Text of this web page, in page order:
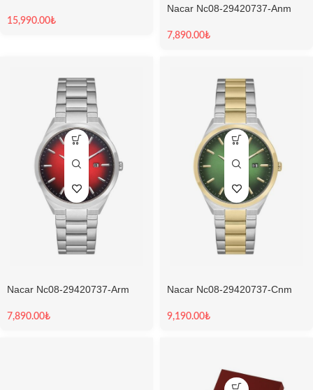
15,990.00₺
Nacar Nc08-29420737-Anm
7,890.00₺
Nacar Nc08-29420737-Arm
7,890.00₺
Nacar Nc08-29420737-Cnm
9,190.00₺